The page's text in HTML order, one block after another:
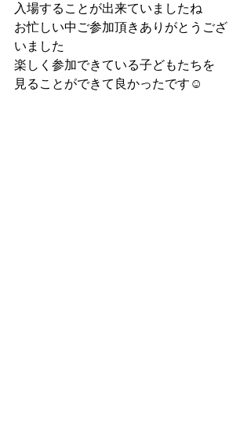
入場することが出来ていましたね
お忙しい中ご参加頂きありがとうござ
いました
楽しく参加できている子どもたちを
見ることができて良かったです☺️